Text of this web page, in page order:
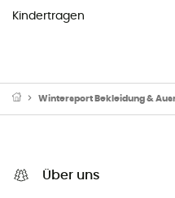
Kindertragen
Wintersport Bekleidung &
Über uns